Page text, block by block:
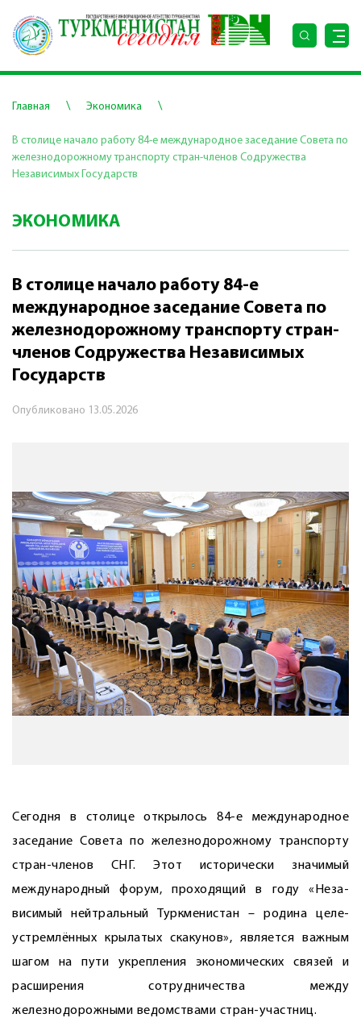
Главная \ Экономика \
В столице начало работу 84-е международное заседание Совета по
железнодорожному транспорту стран-членов Содружества
Независимых Государств
ЭКОНОМИКА
В столице начало работу 84-е
международное заседание Совета по
железнодорожному транспорту стран-
членов Содружества Независимых
Государств
Опубликовано 13.05.2026
Сегодня в столице открылось 84-е международное
заседание Совета по железнодорожному транспорту
стран-членов СНГ. Этот исторически значимый
международный форум, проходящий в году «Неза­
висимый нейтральный Туркменистан – родина целе­
устремлённых крылатых скакунов», является важным
шагом на пути укрепления экономических связей и
расширения сотрудничества между
железнодорожными ведомствами стран-участниц.